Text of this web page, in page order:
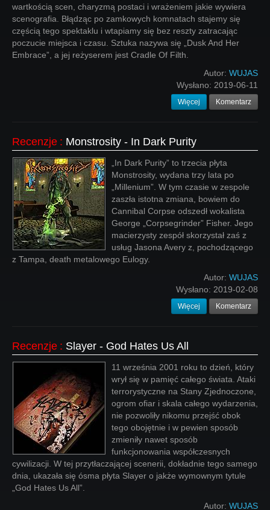
wartkością scen, charyzmą postaci i wrażeniem jakie wywiera
scenografia. Błądząc po zamkowych komnatach stajemy się
częścią tego spektaklu i wtapiamy się bez reszty zatracając
poczucie miejsca i czasu. Sztuka nazywa się „Dusk And Her
Embrace”, a jej reżyserem jest Cradle Of Filth.
Autor: WUJAS
Wysłano: 2019-06-11
Więcej Komentarz
Recenzje : Monstrosity - In Dark Purity
„In Dark Purity” to trzecia płyta
Monstrosity, wydana trzy lata po
„Millenium”. W tym czasie w zespole
zaszła istotna zmiana, bowiem do
Cannibal Corpse odszedł wokalista
George „Corpsegrinder” Fisher. Jego
macierzysty zespół skorzystał zaś z
usług Jasona Avery z, pochodzącego
z Tampa, death metalowego Eulogy.
Autor: WUJAS
Wysłano: 2019-02-08
Więcej Komentarz
Recenzje : Slayer - God Hates Us All
11 września 2001 roku to dzień, który
wrył się w pamięć całego świata. Ataki
terrorystyczne na Stany Zjednoczone,
ogrom ofiar i skala całego wydarzenia,
nie pozwoliły nikomu przejść obok
tego obojętnie i w pewien sposób
zmieniły nawet sposób
funkcjonowania współczesnych
cywilizacji. W tej przytłaczającej scenerii, dokładnie tego samego
dnia, ukazała się ósma płyta Slayer o jakże wymownym tytule
„God Hates Us All”.
Autor: WUJAS